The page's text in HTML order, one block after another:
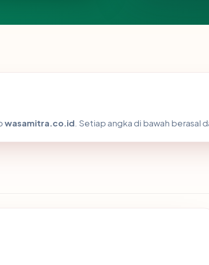
wasamitra.co.id. Setiap angka di bawah berasal